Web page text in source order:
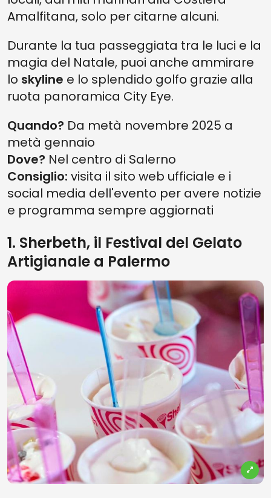
Amalfitana, solo per citarne alcuni.
Durante la tua passeggiata tra le luci e la
magia del Natale, puoi anche ammirare
lo skyline e lo splendido golfo grazie alla
ruota panoramica City Eye.
Quando? Da metà novembre 2025 a
metà gennaio
Dove? Nel centro di Salerno
Consiglio: visita il sito web ufficiale e i
social media dell'evento per avere notizie
e programma sempre aggiornati
1. Sherbeth, il Festival del Gelato
Artigianale a Palermo